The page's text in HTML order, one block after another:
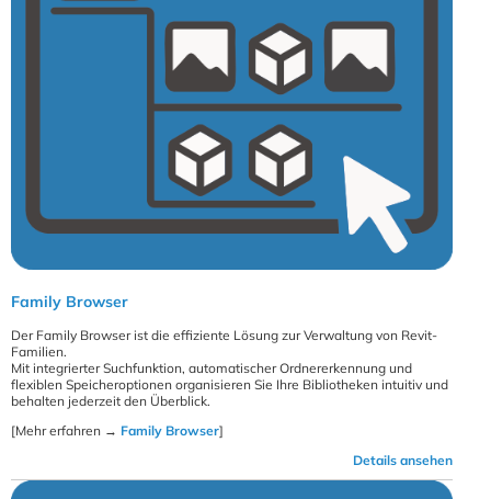
Family Browser
Der Family Browser ist die effiziente Lösung zur Verwaltung von Revit-
Familien.
Mit integrierter Suchfunktion, automatischer Ordnererkennung und
flexiblen Speicheroptionen organisieren Sie Ihre Bibliotheken intuitiv und
behalten jederzeit den Überblick.
[Mehr erfahren → Family Browser]
Details ansehen